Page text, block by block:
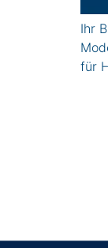
Ihr
für